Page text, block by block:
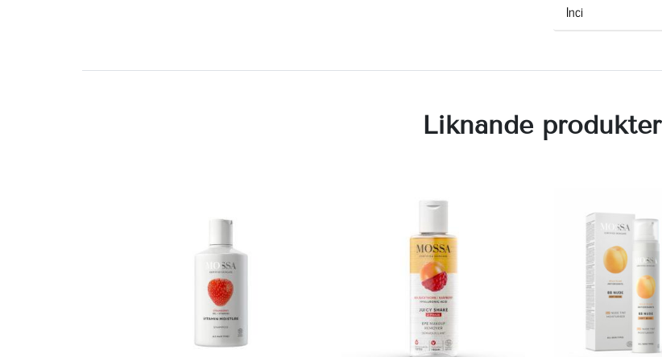
Inci
Liknande produkter